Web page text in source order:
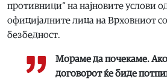
противници“ на најновите услови
официјалните лица на Врховниот
безбедност.
Мораме да почекаме.
договорот ќе биде